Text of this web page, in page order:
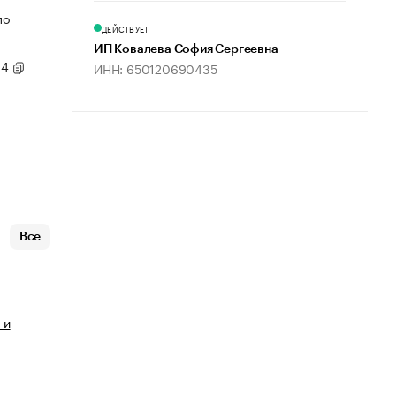
Все
и
ДЕЙСТВУЕТ
ИП Ковалева София Сергеевна
ИНН: 650120690435